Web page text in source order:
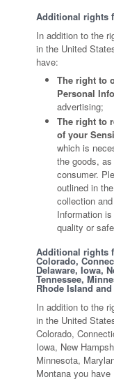
Additional rights
In addition to the
in the United
have:
The right to
Personal
advertising;
The right to
of your
which is
the goods,
consumer.
outlined in
collection
Information
quality or
Additional rights
Colorado,
Delaware, Iowa,
Tennessee,
Rhode Island
In addition to the
in the United
Colorado,
Iowa, New
Minnesota,
Montana you have